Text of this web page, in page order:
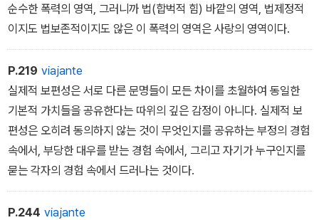
순수한 폭력의 영역, 그러니까 법(합벅적 힘) 바깥의 영역, 법제정적
이지도 법보존적이지도 않은 이 폭력의 영역은 사랑의 영역이다.
P.219 viajante
실제적 보편성은 서로 다른 문명들이 모든 차이를 초월하여 동일한
기본적 가치들을 공유한다는 따위의 깊은 감정이 아니다. 실제적 보
편성은 오히려 동의하지 않는 것이 무엇인지를 공유하는 부정의 경험
속에서, 부당한 대우를 받는 경험 속에서, 그리고 자기가 누구인지를
묻는 각자의 경험 속에서 드러나는 것이다.
P.244 viajante